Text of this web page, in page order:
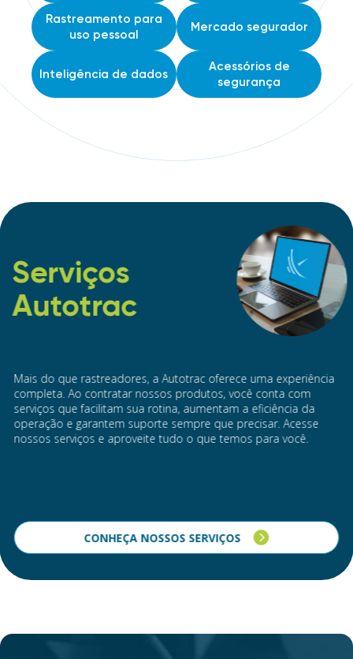
Rastreamento para
uso pessoal
Mercado segurador
Inteligência de dados
Acessórios de
segurança
Serviços
Autotrac
Mais do que rastreadores, a Autotrac oferece uma experiência
completa. Ao contratar nossos produtos, você conta com
serviços que facilitam sua rotina, aumentam a eficiência da
operação e garantem suporte sempre que precisar. Acesse
nossos serviços e aproveite tudo o que temos para você.
CONHEÇA NOSSOS SERVIÇOS